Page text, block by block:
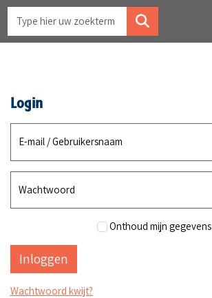
Login
E-mail / Gebruikersnaam
Wachtwoord
Onthoud mijn gegevens
Wachtwoord kwijt?